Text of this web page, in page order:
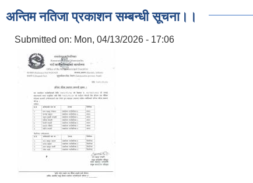
अन्तिम नतिजा प्रकाशन सम्बन्धी सूचना।।
Submitted on: Mon, 04/13/2026 - 17:06